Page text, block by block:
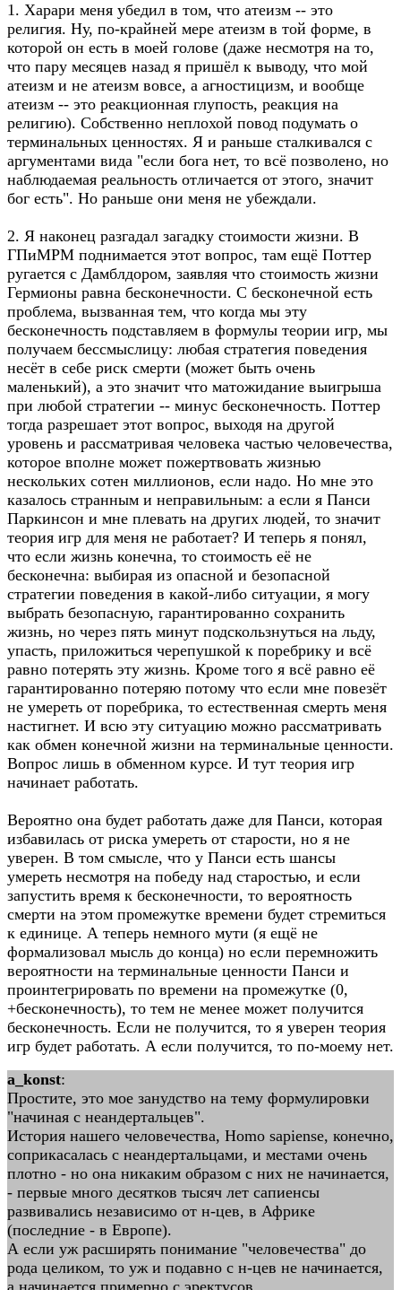
1. Харари меня убедил в том, что атеизм -- это
религия. Ну, по-крайней мере атеизм в той форме, в
которой он есть в моей голове (даже несмотря на то,
что пару месяцев назад я пришёл к выводу, что мой
атеизм и не атеизм вовсе, а агностицизм, и вообще
атеизм -- это реакционная глупость, реакция на
религию). Собственно неплохой повод подумать о
терминальных ценностях. Я и раньше сталкивался с
аргументами вида "если бога нет, то всё позволено, но
наблюдаемая реальность отличается от этого, значит
бог есть". Но раньше они меня не убеждали.
2. Я наконец разгадал загадку стоимости жизни. В
ГПиМРМ поднимается этот вопрос, там ещё Поттер
ругается с Дамблдором, заявляя что стоимость жизни
Гермионы равна бесконечности. С бесконечной есть
проблема, вызванная тем, что когда мы эту
бесконечность подставляем в формулы теории игр, мы
получаем бессмыслицу: любая стратегия поведения
несёт в себе риск смерти (может быть очень
маленький), а это значит что матожидание выигрыша
при любой стратегии -- минус бесконечность. Поттер
тогда разрешает этот вопрос, выходя на другой
уровень и рассматривая человека частью человечества,
которое вполне может пожертвовать жизнью
нескольких сотен миллионов, если надо. Но мне это
казалось странным и неправильным: а если я Панси
Паркинсон и мне плевать на других людей, то значит
теория игр для меня не работает? И теперь я понял,
что если жизнь конечна, то стоимость её не
бесконечна: выбирая из опасной и безопасной
стратегии поведения в какой-либо ситуации, я могу
выбрать безопасную, гарантированно сохранить
жизнь, но через пять минут подскользнуться на льду,
упасть, приложиться черепушкой к поребрику и всё
равно потерять эту жизнь. Кроме того я всё равно её
гарантированно потеряю потому что если мне повезёт
не умереть от поребрика, то естественная смерть меня
настигнет. И всю эту ситуацию можно рассматривать
как обмен конечной жизни на терминальные ценности.
Вопрос лишь в обменном курсе. И тут теория игр
начинает работать.
Вероятно она будет работать даже для Панси, которая
избавилась от риска умереть от старости, но я не
уверен. В том смысле, что у Панси есть шансы
умереть несмотря на победу над старостью, и если
запустить время к бесконечности, то вероятность
смерти на этом промежутке времени будет стремиться
к единице. А теперь немного мути (я ещё не
формализовал мысль до конца) но если перемножить
вероятности на терминальные ценности Панси и
проинтегрировать по времени на промежутке (0,
+бесконечность), то тем не менее может получится
бесконечность. Если не получится, то я уверен теория
игр будет работать. А если получится, то по-моему нет.
a_konst:
Простите, это мое занудство на тему формулировки
"начиная с неандертальцев".
История нашего человечества, Homo sapiense, конечно,
соприкасалась с неандертальцами, и местами очень
плотно - но она никаким образом с них не начинается,
- первые много десятков тысяч лет сапиенсы
развивались независимо от н-цев, в Африке
(последние - в Европе).
А если уж расширять понимание "человечества" до
рода целиком, то уж и подавно с н-цев не начинается,
а начинается примерно с эректусов.